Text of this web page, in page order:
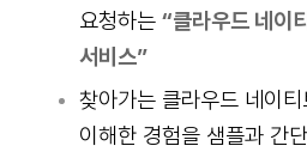
요청하는 “클라우드 네이
서비스”
찾아가는 클라우드 네이
이해한 경험을 샘플과 간